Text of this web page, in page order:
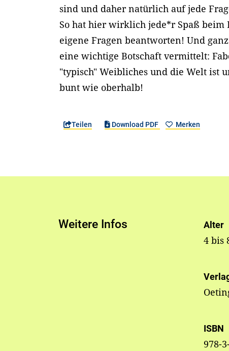
sind und daher natürlich auf jede
So hat hier wirklich jede*r Spaß beim
eigene Fragen beantworten! Und
eine wichtige Botschaft vermittelt:
"typisch" Weibliches und die Welt ist
bunt wie oberhalb!
Teilen Download PDF Merken
Weitere Infos Alter
4 bis
ISBN
978-